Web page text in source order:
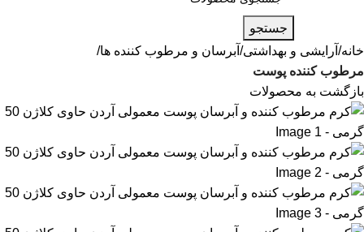
جستجو
خانه آرایشی و بهداشتی آبرسان و مرطوب کننده ها
مرطوب کننده پوست
بازگشت به محصولات